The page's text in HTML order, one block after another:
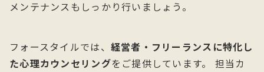
メンテナンスもしっかり行いましょう。
フォースタイルでは、 経営者・フリーランスに特化し
た心理カウンセリングをご提供しています。 担当カ